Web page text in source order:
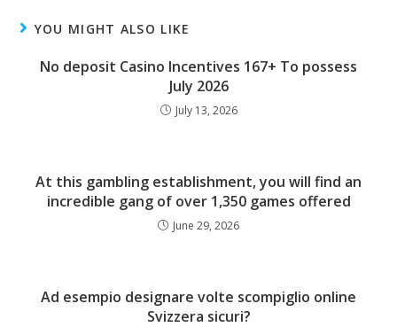
YOU MIGHT ALSO LIKE
No deposit Casino Incentives 167+ To possess
July 2026
July 13, 2026
At this gambling establishment, you will find an
incredible gang of over 1,350 games offered
June 29, 2026
Ad esempio designare volte scompiglio online
Svizzera sicuri?